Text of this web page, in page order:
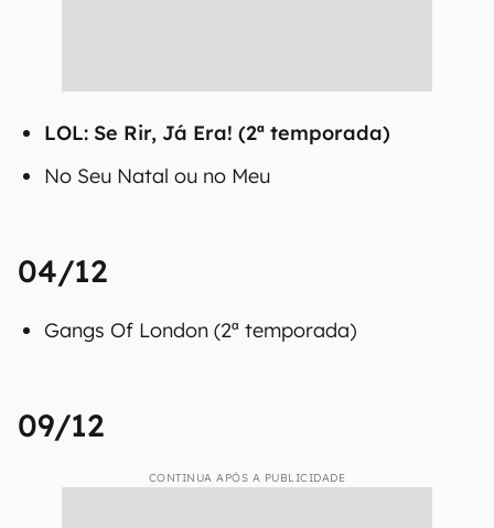
LOL: Se Rir, Já Era! (2ª temporada)
No Seu Natal ou no Meu
04/12
Gangs Of London (2ª temporada)
09/12
CONTINUA APÓS A PUBLICIDADE